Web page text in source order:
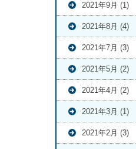
2021年9月 (1)
2021年8月 (4)
2021年7月 (3)
2021年5月 (2)
2021年4月 (2)
2021年3月 (1)
2021年2月 (3)